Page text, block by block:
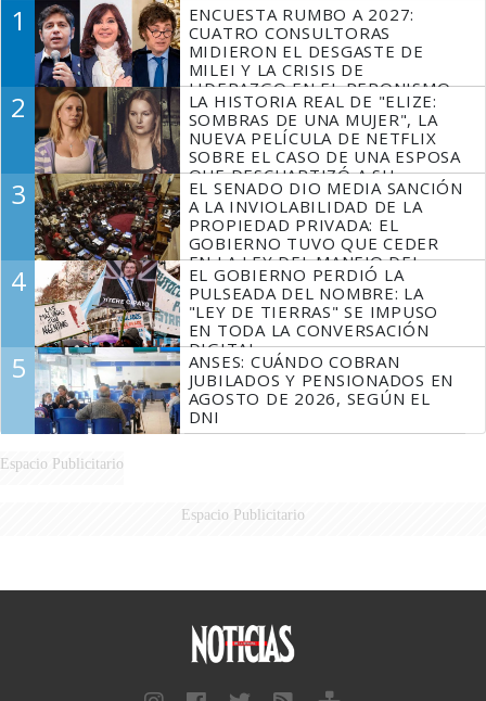
1
ENCUESTA RUMBO A 2027:
CUATRO CONSULTORAS
MIDIERON EL DESGASTE DE
MILEI Y LA CRISIS DE
LIDERAZGO EN EL PERONISMO
2
LA HISTORIA REAL DE "ELIZE:
SOMBRAS DE UNA MUJER", LA
NUEVA PELÍCULA DE NETFLIX
SOBRE EL CASO DE UNA ESPOSA
QUE DESCUARTIZÓ A SU
MARIDO
3
EL SENADO DIO MEDIA SANCIÓN
A LA INVIOLABILIDAD DE LA
PROPIEDAD PRIVADA: EL
GOBIERNO TUVO QUE CEDER
EN LA LEY DEL MANEJO DEL
FUEGO
4
EL GOBIERNO PERDIÓ LA
PULSEADA DEL NOMBRE: LA
"LEY DE TIERRAS" SE IMPUSO
EN TODA LA CONVERSACIÓN
DIGITAL
5
ANSES: CUÁNDO COBRAN
JUBILADOS Y PENSIONADOS EN
AGOSTO DE 2026, SEGÚN EL
DNI
Espacio Publicitario
Espacio Publicitario